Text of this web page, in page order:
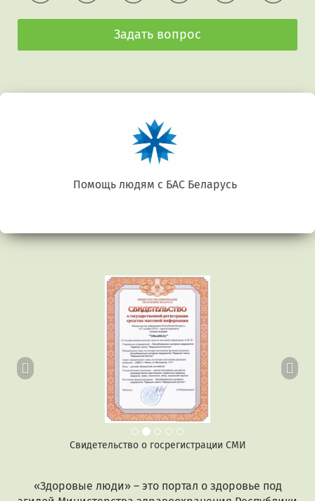
Задать вопрос
Беларусь. Gluten free
Свидетельство о госрегистрации СМИ
Предыдущий
«Здоровые люди» – это портал о здоровье под